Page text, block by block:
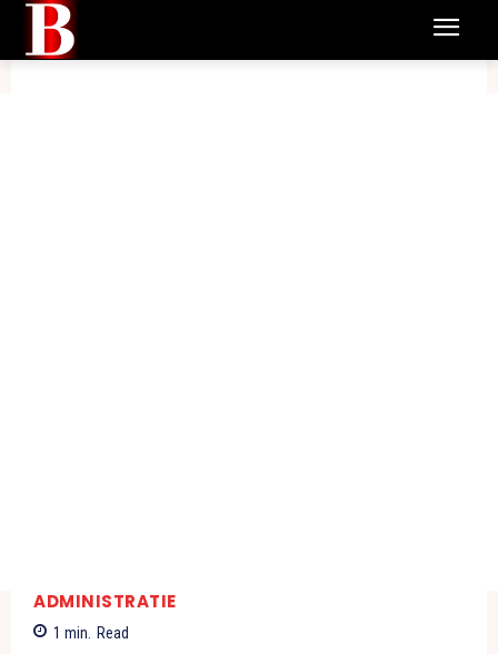
ADMINISTRATIE
1 min. Read